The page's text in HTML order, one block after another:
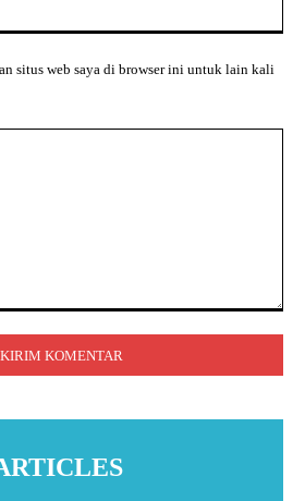
situs web saya di browser ini untuk lain kali